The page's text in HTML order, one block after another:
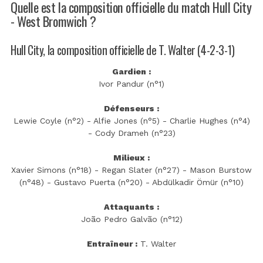
Quelle est la composition officielle du match Hull City
- West Bromwich ?
Hull City, la composition officielle de T. Walter (4-2-3-1)
Gardien :
Ivor Pandur (n°1)
Défenseurs :
Lewie Coyle (n°2) - Alfie Jones (n°5) - Charlie Hughes (n°4)
- Cody Drameh (n°23)
Milieux :
Xavier Simons (n°18) - Regan Slater (n°27) - Mason Burstow
(n°48) - Gustavo Puerta (n°20) - Abdülkadir Ömür (n°10)
Attaquants :
João Pedro Galvão (n°12)
Entraîneur : T. Walter